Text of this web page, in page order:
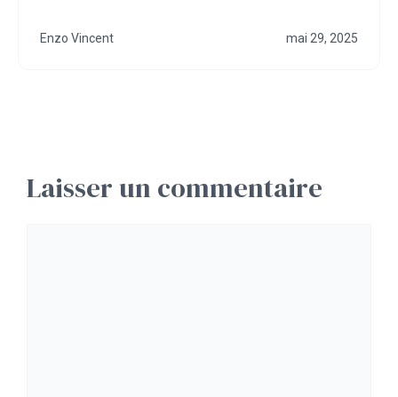
Enzo Vincent mai 29, 2025
Laisser un commentaire